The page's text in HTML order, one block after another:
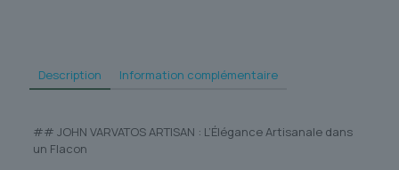
Description Information complémentaire
## JOHN VARVATOS ARTISAN : L’Élégance Artisanale dans
un Flacon